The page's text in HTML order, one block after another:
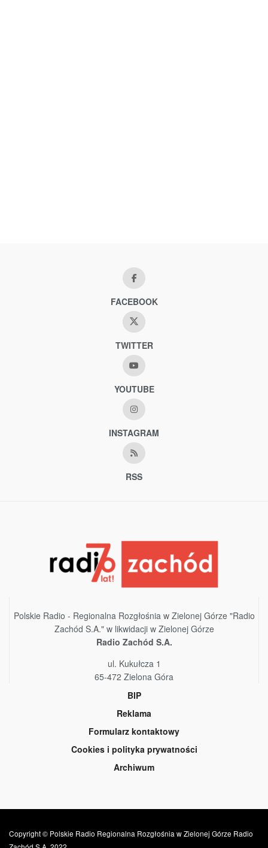
FACEBOOK
TWITTER
YOUTUBE
INSTAGRAM
RSS
Polskie Radio - Regionalna Rozgłośnia w Zielonej Górze "Radio
Zachód S.A." w likwidacji w Zielonej Górze
Radio Zachód S.A.
ul. Kukułcza 1
65-472 Zielona Góra
BIP
Reklama
Formularz kontaktowy
Cookies i polityka prywatności
Archiwum
Copyright © Polskie Radio Regionalna Rozgłośnia w Zielonej Górze Radio